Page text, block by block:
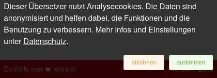
En Kölle met jemaht! Version: 2.5.0
Dieser Übersetzer nutzt Analysecookies. Die Daten sind
anonymisiert und helfen dabei, die Funktionen und die
Benutzung zu verbessern. Mehr Infos und Einstellungen
unterDatenschutz.
ablehnen zustimmen